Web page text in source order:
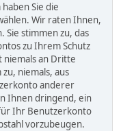
Sie die
Wir raten Ihnen,
Sie stimmen zu, das
zu Ihrem Schutz
niemals an Dritte
niemals, aus
anderer
Ihnen dringend, ein
Ihr Benutzerkonto
vorzubeugen.